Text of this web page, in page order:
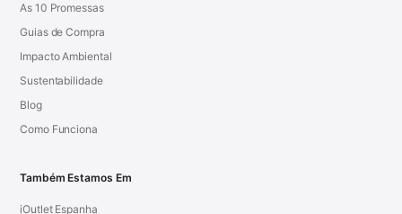
As 10 Promessas
Guias de Compra
Impacto Ambiental
Sustentabilidade
Blog
Como Funciona
Também Estamos Em
iOutlet Espanha